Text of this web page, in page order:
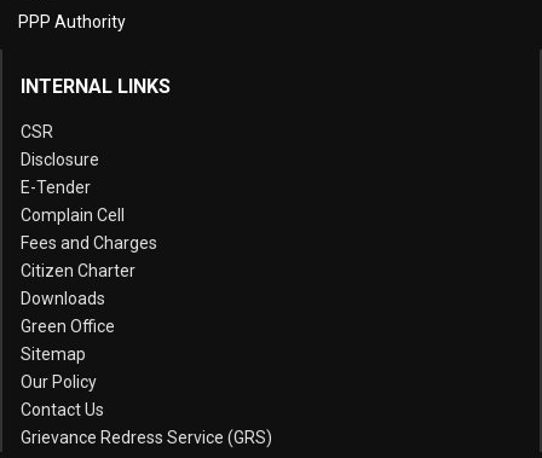
PPP Authority
INTERNAL LINKS
CSR
Disclosure
E-Tender
Complain Cell
Fees and Charges
Citizen Charter
Downloads
Green Office
Sitemap
Our Policy
Contact Us
Grievance Redress Service (GRS)